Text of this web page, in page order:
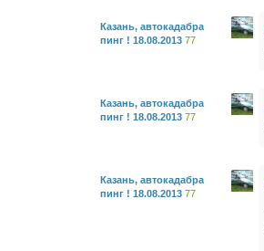
Казань, автокадабра
пинг ! 18.08.2013 77
Казань, автокадабра
пинг ! 18.08.2013 77
Казань, автокадабра
пинг ! 18.08.2013 77